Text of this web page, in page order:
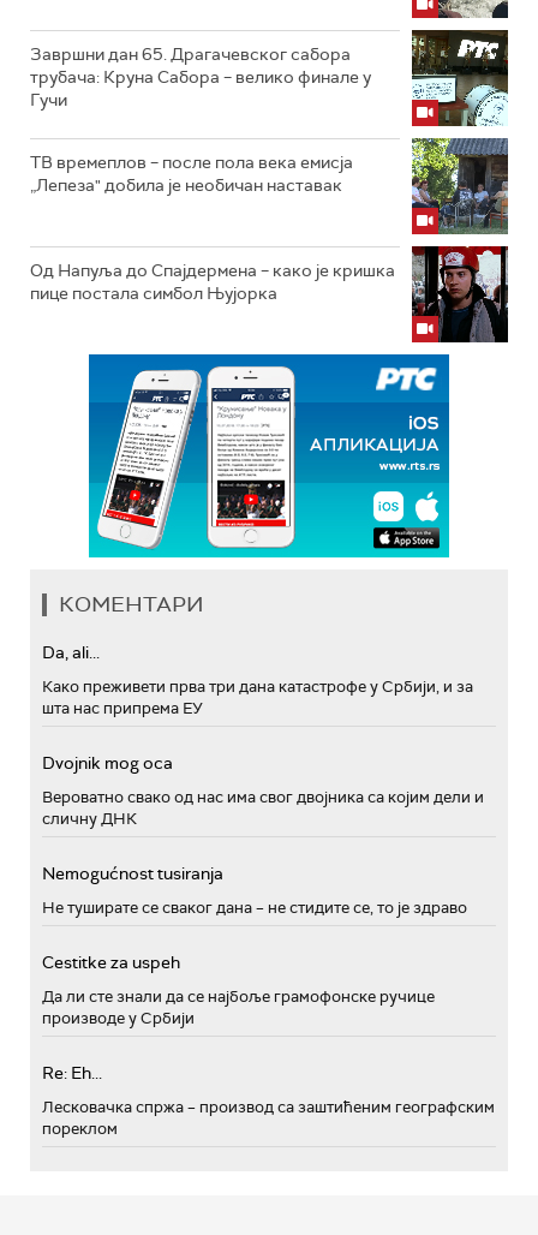
Завршни дан 65. Драгачевског сабора
трубача: Круна Сабора – велико финале у
Гучи
ТВ времеплов – после пола века емисја
„Лепеза" добила је необичан наставак
Од Напуља до Спајдермена – како је кришка
пице постала симбол Њујорка
КОМЕНТАРИ
Da, ali...
Како преживети прва три дана катастрофе у Србији, и за
шта нас припрема ЕУ
Dvojnik mog oca
Вероватно свако од нас има свог двојника са којим дели и
сличну ДНК
Nemogućnost tusiranja
Не туширате се сваког дана – не стидите се, то је здраво
Cestitke za uspeh
Да ли сте знали да се најбоље грамофонске ручице
производе у Србији
Re: Eh...
Лесковачка спржа – производ са заштићеним географским
пореклом